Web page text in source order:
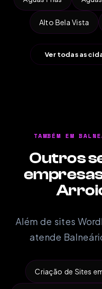
Alto Bela Vista
Ver todas as
TAMBÉM EM
Outros
Além de sites
atende
Criação de Sites